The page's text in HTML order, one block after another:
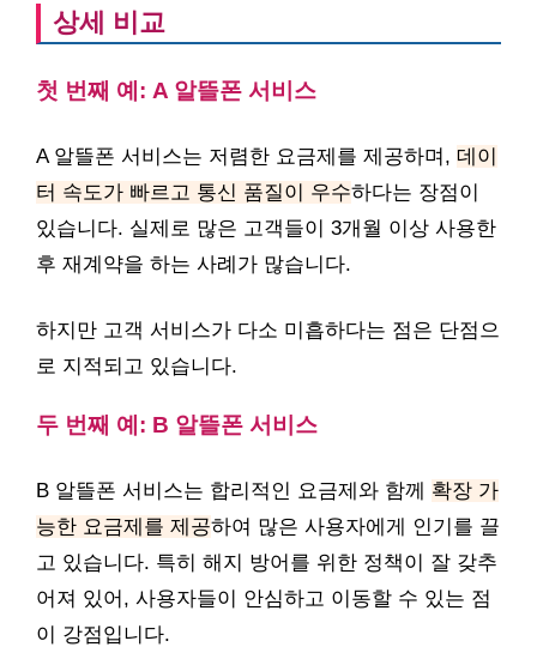
상세 비교
첫 번째 예: A 알뜰폰 서비스
A 알뜰폰 서비스는 저렴한 요금제를 제공하며, 데이
터 속도가 빠르고 통신 품질이 우수하다는 장점이
있습니다. 실제로 많은 고객들이 3개월 이상 사용한
후 재계약을 하는 사례가 많습니다.
하지만 고객 서비스가 다소 미흡하다는 점은 단점으
로 지적되고 있습니다.
두 번째 예: B 알뜰폰 서비스
B 알뜰폰 서비스는 합리적인 요금제와 함께 확장 가
능한 요금제를 제공하여 많은 사용자에게 인기를 끌
고 있습니다. 특히 해지 방어를 위한 정책이 잘 갖추
어져 있어, 사용자들이 안심하고 이동할 수 있는 점
이 강점입니다.